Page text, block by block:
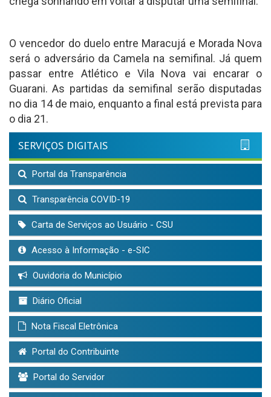
O vencedor do duelo entre Maracujá e Morada Nova
será o adversário da Camela na semifinal. Já quem
passar entre Atlético e Vila Nova vai encarar o
Guarani. As partidas da semifinal serão disputadas
no dia 14 de maio, enquanto a final está prevista para
o dia 21.
SERVIÇOS DIGITAIS
Portal da Transparência
Transparência COVID-19
Carta de Serviços ao Usuário - CSU
Acesso à Informação - e-SIC
Ouvidoria do Município
Diário Oficial
Nota Fiscal Eletrônica
Portal do Contribuinte
Portal do Servidor